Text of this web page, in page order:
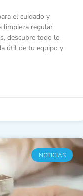
el cuidado y
limpieza regular
descubre todo lo
útil de tu equipo y
NOTICIAS